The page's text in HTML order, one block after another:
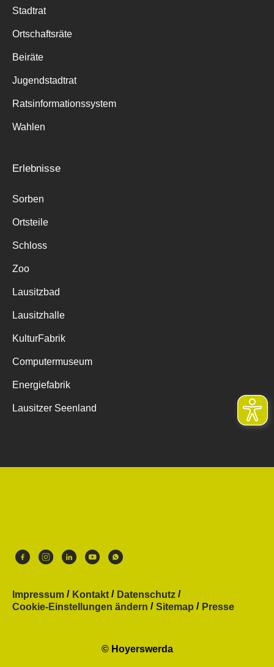
Stadtrat
Ortschaftsräte
Beiräte
Jugendstadtrat
Ratsinformationssystem
Wahlen
Erlebnisse
Sorben
Ortsteile
Schloss
Zoo
Lausitzbad
Lausitzhalle
KulturFabrik
Computermuseum
Energiefabrik
Lausitzer Seenland
Impressum Kontakt
Datenschutz
Cookie-Einstellungen ändern
Sitemap Presse
© Hoyerswerda